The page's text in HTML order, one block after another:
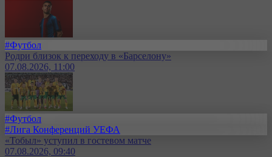
#Футбол
Родри близок к переходу в «Барселону»
07.08.2026, 11:00
#Футбол
#Лига Конференций УЕФА
«Тобыл» уступил в гостевом матче
07.08.2026, 09:40